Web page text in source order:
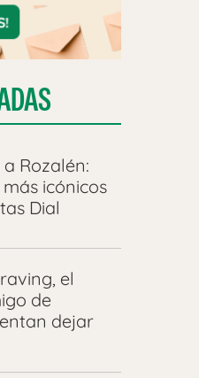
Rozalén:
icónicos
Dial
el
de
dejar